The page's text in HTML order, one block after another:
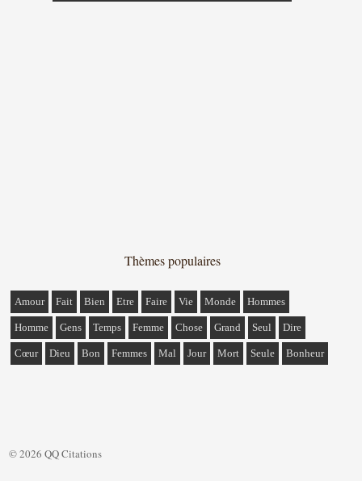
Thèmes populaires
Amour Fait Bien Etre Faire Vie Monde Hommes
Homme Gens Temps Femme Chose Grand Seul Dire
Cœur Dieu Bon Femmes Mal Jour Mort Seule Bonheur
© 2026 QQ Citations